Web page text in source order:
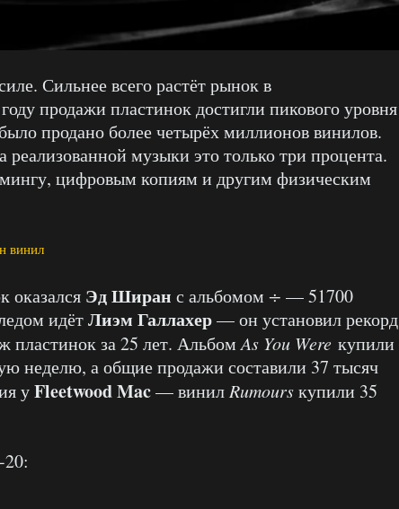
Сильнее всего растёт рынок в
продажи пластинок достигли пикового уровня
продано более четырёх миллионов винилов.
музыки это только три процента.
цифровым копиям и другим физическим
винил
оказался Эд Ширан с альбомом ÷ — 51700
идётЛиэм Галлахер— он установил рекорд
пластинок за 25 лет. АльбомAs You Were купили
неделю, а общие продажи составили 37 тысяч
уFleetwood Mac— винил Rumoursкупили 35